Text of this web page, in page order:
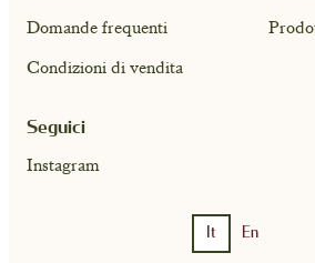
Domande frequenti
Condizioni di vendita
Seguici
Instagram
It En